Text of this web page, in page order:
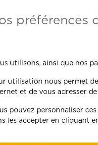
est
quand
préférences
utilisons, ainsi que nos
utilisation nous permet
et de vous adresser
pouvez personnaliser
les accepter en cliquant